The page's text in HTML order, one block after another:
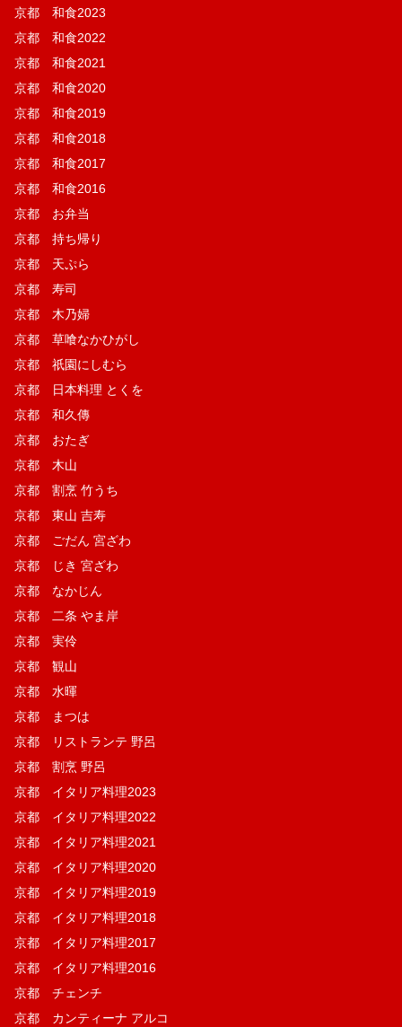
京都 和食2023
京都 和食2022
京都 和食2021
京都 和食2020
京都 和食2019
京都 和食2018
京都 和食2017
京都 和食2016
京都 お弁当
京都 持ち帰り
京都 天ぷら
京都 寿司
京都 木乃婦
京都 草喰なかひがし
京都 祇園にしむら
京都 日本料理 とくを
京都 和久傳
京都 おたぎ
京都 木山
京都 割烹 竹うち
京都 東山 吉寿
京都 ごだん 宮ざわ
京都 じき 宮ざわ
京都 なかじん
京都 二条 やま岸
京都 実伶
京都 観山
京都 水暉
京都 まつは
京都 リストランテ 野呂
京都 割烹 野呂
京都 イタリア料理2023
京都 イタリア料理2022
京都 イタリア料理2021
京都 イタリア料理2020
京都 イタリア料理2019
京都 イタリア料理2018
京都 イタリア料理2017
京都 イタリア料理2016
京都 チェンチ
京都 カンティーナ アルコ